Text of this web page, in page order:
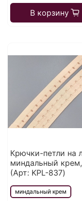
В корзину
Крючки-петли на
миндальный крем,
(Арт: KPL-837)
миндальный крем